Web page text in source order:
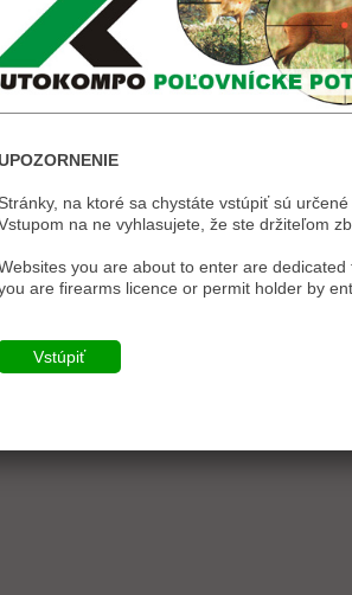
Stránky, na ktoré sa chystáte vstúpiť sú
na ne vyhlasujete, že ste držiteľom
you are about to enter are
are firearms licence or permit holder by
Vstúpiť